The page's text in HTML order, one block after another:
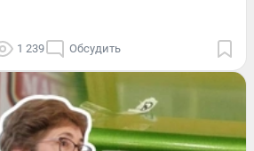
1 239 Обсудить